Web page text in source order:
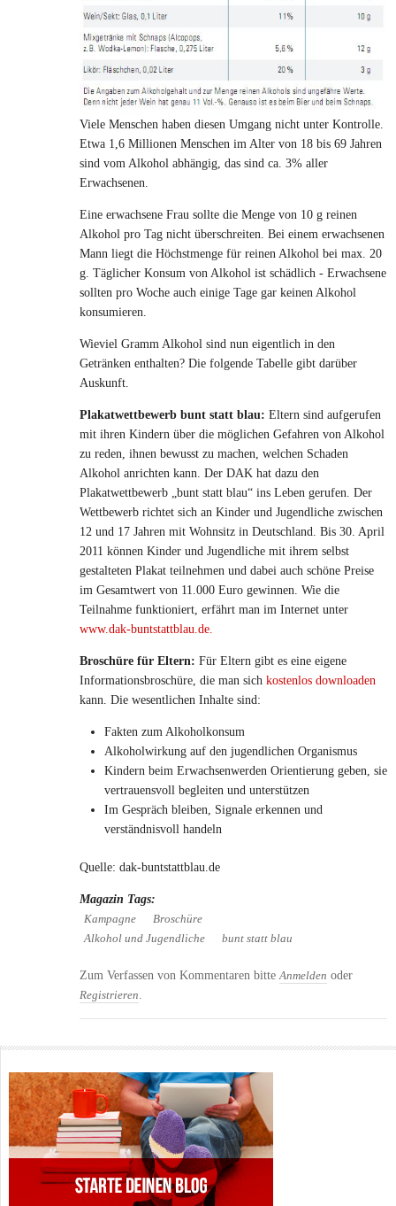
Viele Menschen haben diesen Umgang nicht unter Kontrolle.
Etwa 1,6 Millionen Menschen im Alter von 18 bis 69 Jahren
sind vom Alkohol abhängig, das sind ca. 3% aller
Erwachsenen.
Eine erwachsene Frau sollte die Menge von 10 g reinen
Alkohol pro Tag nicht überschreiten. Bei einem erwachsenen
Mann liegt die Höchstmenge für reinen Alkohol bei max. 20
g. Täglicher Konsum von Alkohol ist schädlich - Erwachsene
sollten pro Woche auch einige Tage gar keinen Alkohol
konsumieren.
Wieviel Gramm Alkohol sind nun eigentlich in den
Getränken enthalten? Die folgende Tabelle gibt darüber
Auskunft.
Plakatwettbewerb bunt statt blau: Eltern sind aufgerufen
mit ihren Kindern über die möglichen Gefahren von Alkohol
zu reden, ihnen bewusst zu machen, welchen Schaden
Alkohol anrichten kann. Der DAK hat dazu den
Plakatwettbewerb „bunt statt blau“ ins Leben gerufen. Der
Wettbewerb richtet sich an Kinder und Jugendliche zwischen
12 und 17 Jahren mit Wohnsitz in Deutschland. Bis 30. April
2011 können Kinder und Jugendliche mit ihrem selbst
gestalteten Plakat teilnehmen und dabei auch schöne Preise
im Gesamtwert von 11.000 Euro gewinnen. Wie die
Teilnahme funktioniert, erfährt man im Internet unter
www.dak-buntstattblau.de.
Broschüre für Eltern: Für Eltern gibt es eine eigene
Informationsbroschüre, die man sich kostenlos downloaden
kann. Die wesentlichen Inhalte sind:
Fakten zum Alkoholkonsum
Alkoholwirkung auf den jugendlichen Organismus
Kindern beim Erwachsenwerden Orientierung geben, sie
vertrauensvoll begleiten und unterstützen
Im Gespräch bleiben, Signale erkennen und
verständnisvoll handeln
Quelle: dak-buntstattblau.de
Magazin Tags:
Kampagne
Broschüre
Alkohol und Jugendliche
bunt statt blau
Zum Verfassen von Kommentaren bitte Anmelden oder
Registrieren